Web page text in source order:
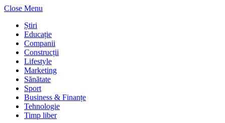
Close Menu
Știri
Educație
Companii
Construcții
Lifestyle
Marketing
Sănătate
Sport
Business & Finanțe
Tehnologie
Timp liber